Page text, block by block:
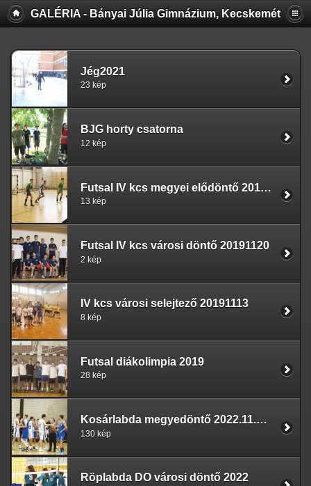
GALÉRIA - Bányai Júlia Gimnázium, Kecskemét
Jég2021
23 kép
BJG horty csatorna
12 kép
Futsal IV kcs megyei elődöntő 20191128
13 kép
Futsal IV kcs városi döntő 20191120
2 kép
IV kcs városi selejtező 20191113
8 kép
Futsal diákolimpia 2019
28 kép
Kosárlabda megyedöntő 2022.11.09. K.k.félegyháza
130 kép
Röplabda DO városi döntő 2022